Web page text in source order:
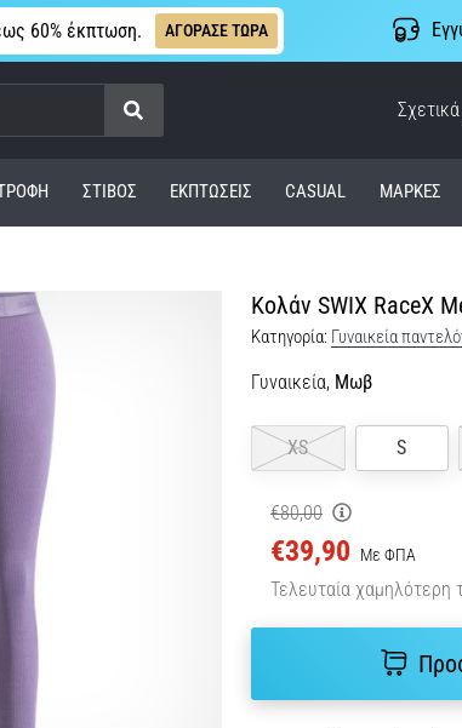
60% έκπτωση. ΑΓΟΡΑΣΕ ΤΩΡΑ
Αναζήτηση
ΣΤΊΒΟΣ ΕΚΠΤΩΣΕΙΣ CASUAL ΜΆΡΚΕΣ
Κολάν SWIX RaceX
Κατηγορία: Γυναικεία
Γυναικεία, Μωβ
XS S
€80,00
€39,90 Με ΦΠΑ
Τελευταία χαμηλότερη